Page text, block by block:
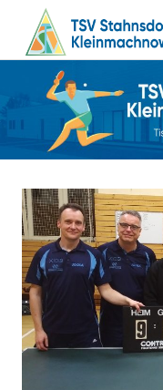
springen
TSV
/
e.V.
Tischtennis
Gymnastik